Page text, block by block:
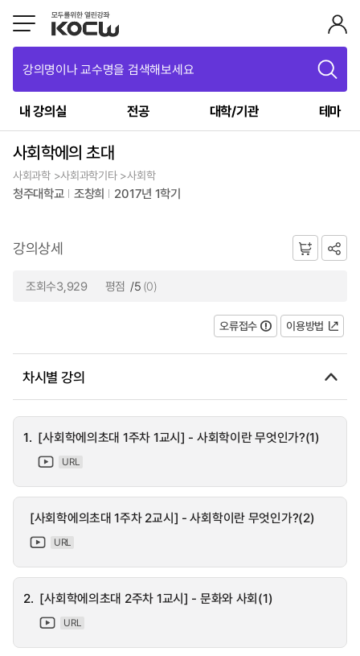
강의명이나 교수명을 검색해보세요
내 강의실 전공 대학/기관 테마
사회학에의 초대
사회과학 >사회과학기타 >사회학
청주대학교 조창희 2017년 1학기
강의상세
조회수3,929 평점 /5 (0)
오류접수 이용방법
차시별 강의
1. [사회학에의초대 1주차 1교시] - 사회학이란 무엇인가?(1)
URL
[사회학에의초대 1주차 2교시] - 사회학이란 무엇인가?(2)
URL
2. [사회학에의초대 2주차 1교시] - 문화와 사회(1)
URL